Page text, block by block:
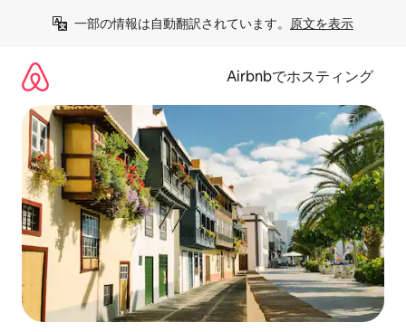
一部の情報は自動翻訳されています。 原文を表示
Airbnbでホスティング